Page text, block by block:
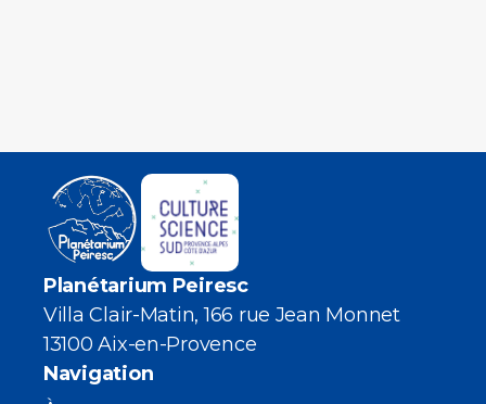
Planétarium Peiresc
Villa Clair-Matin, 166 rue Jean Monnet
13100 Aix-en-Provence
Navigation